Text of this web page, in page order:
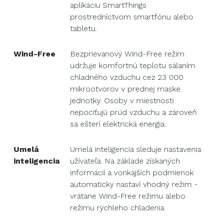
aplikáciu SmartThings
prostredníctvom smartfónu alebo
tabletu.
Wind-Free
Bezprievanový Wind-Free režim
udržuje komfortnú teplotu sálaním
chladného vzduchu cez 23 000
mikrootvorov v prednej maske
jednotky. Osoby v miestnosti
nepociťujú prúd vzduchu a zároveň
sa ešterí elektrická energia.
Umelá
inteligencia
Umelá inteligencia sleduje nastavenia
užívateľa. Na základe získaných
informácií a vonkajších podmienok
automaticky nastaví vhodný režim -
vrátane Wind-Free režimu alebo
režimu rýchleho chladenia.